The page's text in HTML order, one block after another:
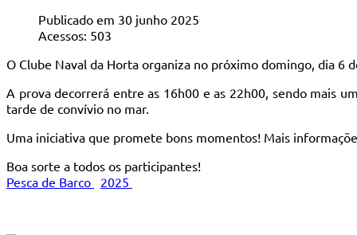
Publicado em 30 junho 2025
Acessos: 503
O Clube Naval da Horta organiza no próximo domingo, dia 6
A prova decorrerá entre as 16h00 e as 22h00, sendo mais
tarde de convívio no mar.
Uma iniciativa que promete bons momentos! Mais
Boa sorte a todos os participantes!
Pesca de Barco
2025